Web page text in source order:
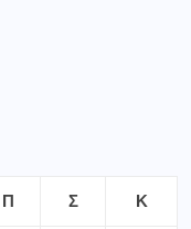
Π Σ Κ